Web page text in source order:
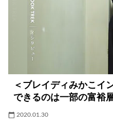
＜ブレイディみかこイ
できるのは一部の富裕
2020.01.30